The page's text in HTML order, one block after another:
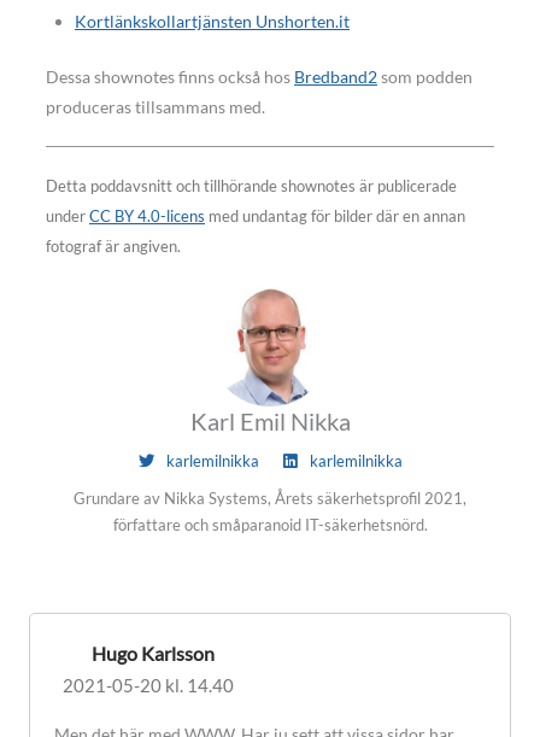
Kortlänkskollartjänsten Unshorten.it
Dessa shownotes finns också hos Bredband2som podden
produceras tillsammans med.
Detta poddavsnitt och tillhörande shownotes är publicerade
underCC BY 4.0-licens med undantag för bilder där en annan
fotograf är angiven.
Karl Emil Nikka
karlemilnikka
karlemilnikka
Grundare av Nikka Systems, Årets säkerhetsprofil 2021,
författare och småparanoid IT-säkerhetsnörd.
Hugo Karlsson
2021-05-20 kl. 14.40